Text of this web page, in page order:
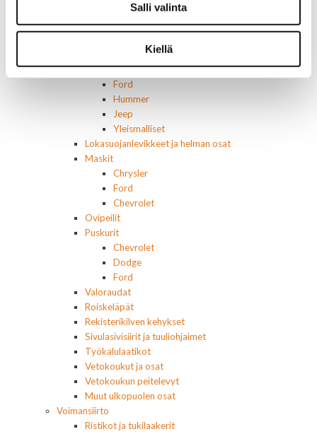
Salli valinta
Kiellä
Kromikoristeet
Cadillac
Chrysler
Dodge
Ford
Hummer
Jeep
Yleismalliset
Lokasuojanlevikkeet ja helman osat
Maskit
Chrysler
Ford
Chevrolet
Ovipeilit
Puskurit
Chevrolet
Dodge
Ford
Valoraudat
Roiskeläpät
Rekisterikilven kehykset
Sivulasivisiirit ja tuuliohjaimet
Työkalulaatikot
Vetokoukut ja osat
Vetokoukun peitelevyt
Muut ulkopuolen osat
Voimansiirto
Ristikot ja tukilaakerit